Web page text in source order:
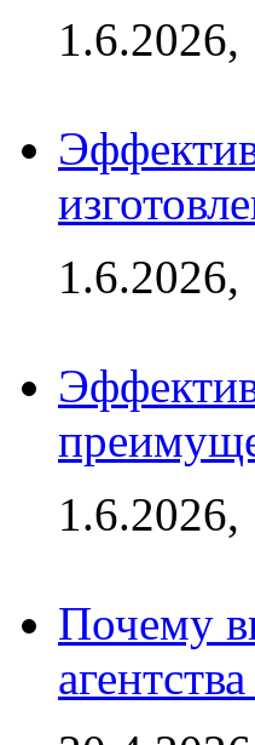
1.6.2026,
1.6.2026,
1.6.2026,
Почему